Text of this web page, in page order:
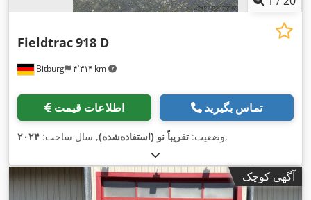
Bitburg ۴٬۳۱۴ km
Fieldtrac918 D
اطلاعات قیمت تماس بگیرید
وضعیت: تقریباً نو (استفاده‌شده), سال ساخت: ۲۰۲۴ ,
آگهی کوچک